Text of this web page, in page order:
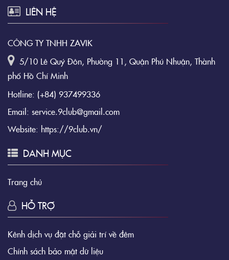
LIÊN HỆ
CÔNG TY TNHH ZAVIK
5/10 Lê Quý Đôn, Phường 11, Quận Phú Nhuận, Thành
phố Hồ Chí Minh
Hotline: (+84) 937499336
Email: service.9club@gmail.com
Website: https://9club.vn/
DANH MỤC
Trang chủ
HỖ TRỢ
Kênh dịch vụ đặt chỗ giải trí về đêm
Chính sách bảo mật dữ liệu